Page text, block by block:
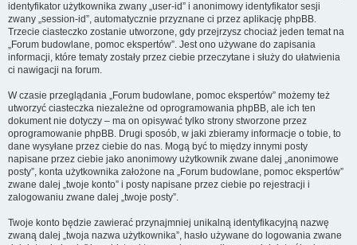
identyfikator użytkownika zwany „user-id” i anonimowy identyfikator sesji
zwany „session-id”, automatycznie przyznane ci przez aplikację phpBB.
Trzecie ciasteczko zostanie utworzone, gdy przejrzysz chociaż jeden temat na
„Forum budowlane, pomoc ekspertów”. Jest ono używane do zapisania
informacji, które tematy zostały przez ciebie przeczytane i służy do ułatwienia
ci nawigacji na forum.
W czasie przeglądania „Forum budowlane, pomoc ekspertów” możemy też
utworzyć ciasteczka niezależne od oprogramowania phpBB, ale ich ten
dokument nie dotyczy – ma on opisywać tylko strony stworzone przez
oprogramowanie phpBB. Drugi sposób, w jaki zbieramy informacje o tobie, to
dane wysyłane przez ciebie do nas. Mogą być to między innymi posty
napisane przez ciebie jako anonimowy użytkownik zwane dalej „anonimowe
posty”, konta użytkownika założone na „Forum budowlane, pomoc ekspertów”
zwane dalej „twoje konto” i posty napisane przez ciebie po rejestracji i
zalogowaniu zwane dalej „twoje posty”.
Twoje konto będzie zawierać przynajmniej unikalną identyfikacyjną nazwę
zwaną dalej „twoja nazwa użytkownika”, hasło używane do logowania zwane